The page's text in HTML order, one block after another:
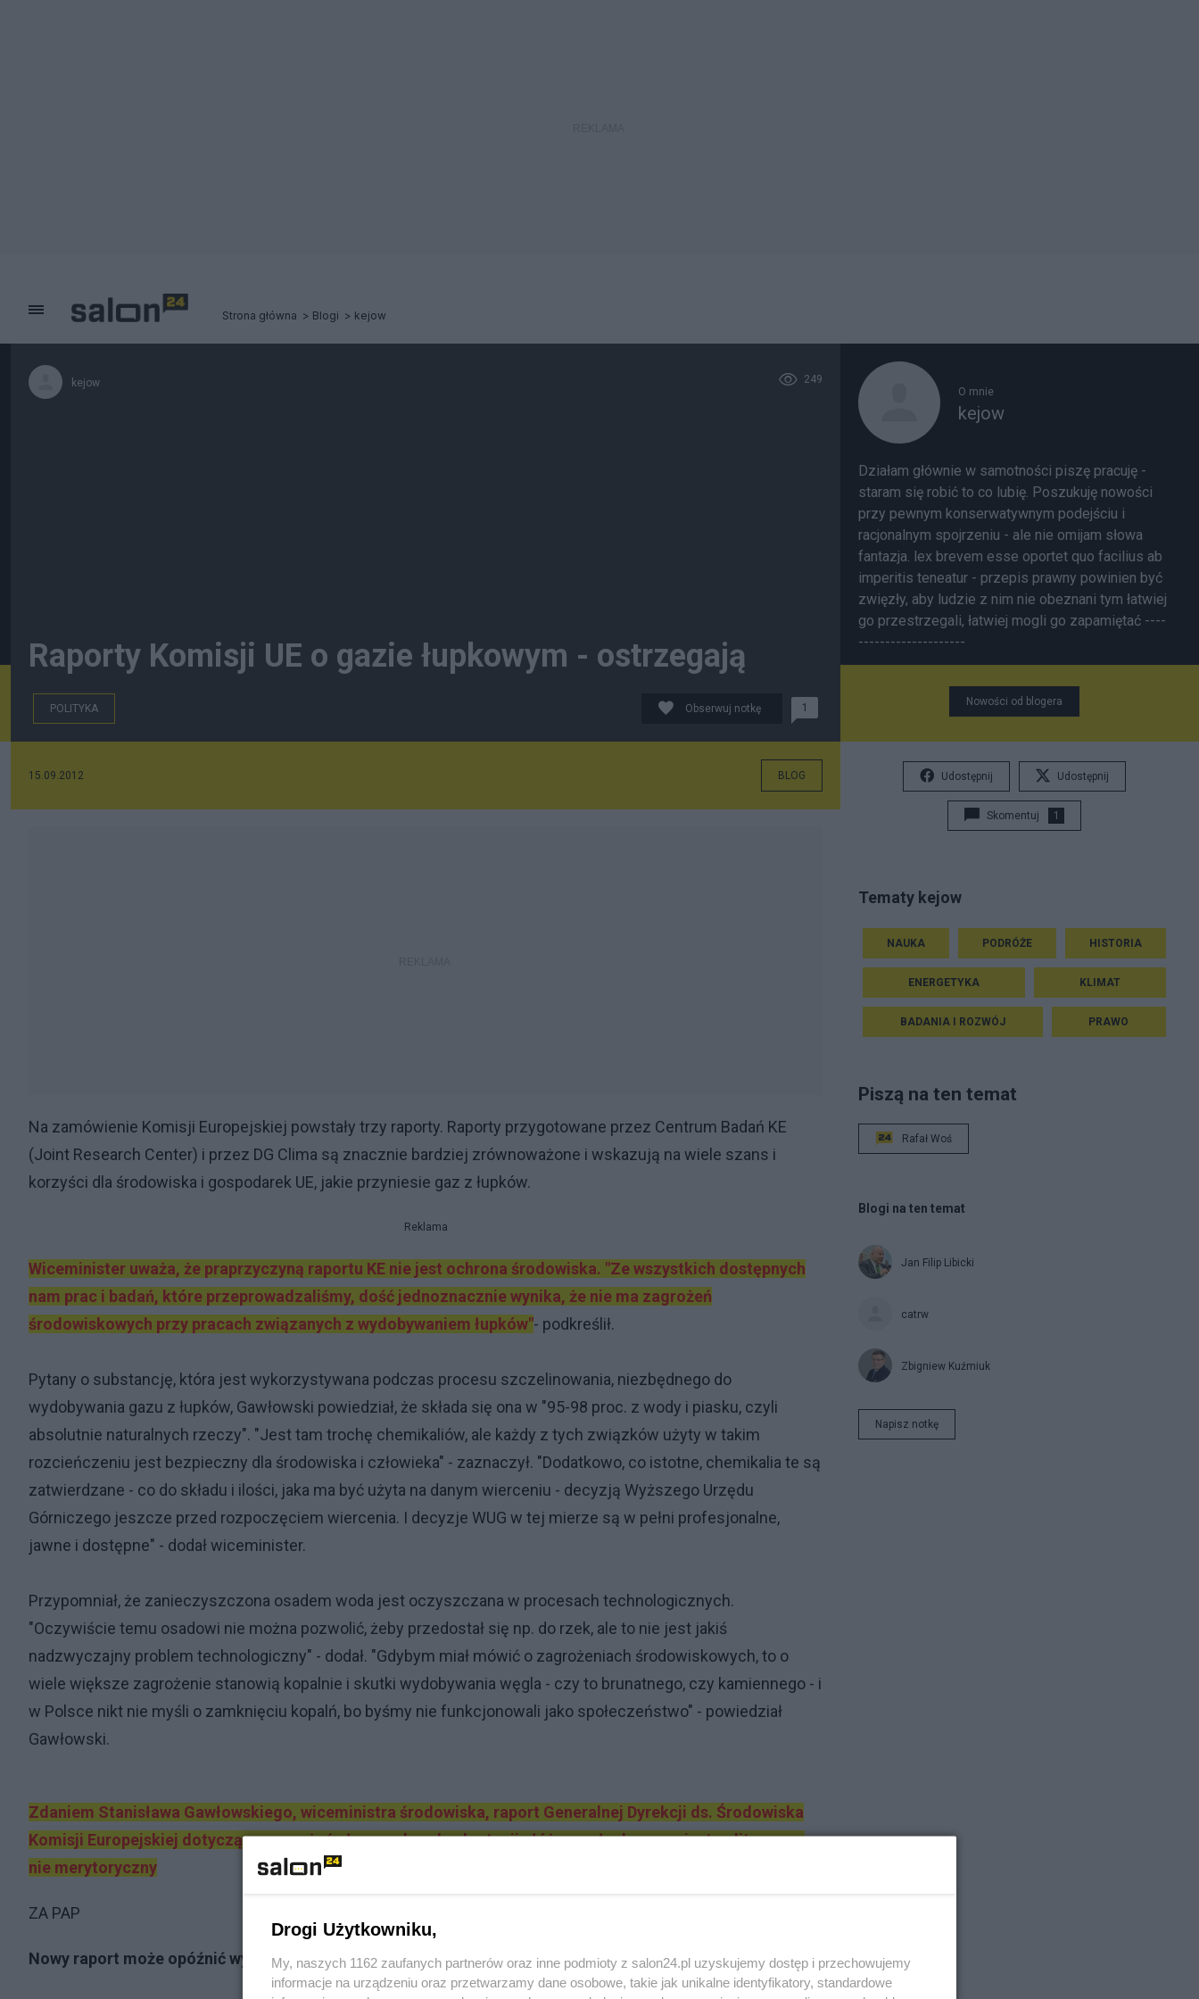
Strona główna Blogi kejow
kejow 249
Raporty Komisji UE o gazie łupkowym - ostrzegają
POLITYKA Obserwuj notkę 1
15.09.2012 BLOG
Na zamówienie Komisji Europejskiej powstały trzy raporty. Raporty przygotowane przez Centrum Badań KE
(Joint Research Center) i przez DG Clima są znacznie bardziej zrównoważone i wskazują na wiele szans i
korzyści dla środowiska i gospodarek UE, jakie przyniesie gaz z łupków.
Reklama
Wiceminister uważa, że praprzyczyną raportu KE nie jest ochrona środowiska. "Ze wszystkich dostępnych
nam prac i badań, które przeprowadzaliśmy, dość jednoznacznie wynika, że nie ma zagrożeń
środowiskowych przy pracach związanych z wydobywaniem łupków"- podkreślił.
Pytany o substancję, która jest wykorzystywana podczas procesu szczelinowania, niezbędnego do
wydobywania gazu z łupków, Gawłowski powiedział, że składa się ona w "95-98 proc. z wody i piasku, czyli
absolutnie naturalnych rzeczy". "Jest tam trochę chemikaliów, ale każdy z tych związków użyty w takim
rozcieńczeniu jest bezpieczny dla środowiska i człowieka" - zaznaczył. "Dodatkowo, co istotne, chemikalia te są
zatwierdzane - co do składu i ilości, jaka ma być użyta na danym wierceniu - decyzją Wyższego Urzędu
Górniczego jeszcze przed rozpoczęciem wiercenia. I decyzje WUG w tej mierze są w pełni profesjonalne,
jawne i dostępne" - dodał wiceminister.
Przypomniał, że zanieczyszczona osadem woda jest oczyszczana w procesach technologicznych.
"Oczywiście temu osadowi nie można pozwolić, żeby przedostał się np. do rzek, ale to nie jest jakiś
nadzwyczajny problem technologiczny" - dodał. "Gdybym miał mówić o zagrożeniach środowiskowych, to o
wiele większe zagrożenie stanowią kopalnie i skutki wydobywania węgla - czy to brunatnego, czy kamiennego - i
w Polsce nikt nie myśli o zamknięciu kopalń, bo byśmy nie funkcjonowali jako społeczeństwo" - powiedział
Gawłowski.
Zdaniem Stanisława Gawłowskiego, wiceministra środowiska, raport Generalnej Dyrekcji ds. Środowiska
Komisji Europejskiej dotyczące zagrożeń płynących z eksploatacji złóż gazu łupkowego jest polityczny a
nie merytoryczny
ZA PAP
Nowy raport może opóźnić wydobycie gazu go w Polsce
O mnie
kejow
Działam głównie w samotności piszę pracuję -
staram się robić to co lubię. Poszukuję nowości
przy pewnym konserwatywnym podejściu i
racjonalnym spojrzeniu - ale nie omijam słowa
fantazja. lex brevem esse oportet quo facilius ab
imperitis teneatur - przepis prawny powinien być
zwięzły, aby ludzie z nim nie obeznani tym łatwiej
go przestrzegali, łatwiej mogli go zapamiętać ----
--------------------
Nowości od blogera
Udostępnij Udostępnij
Skomentuj 1
Tematy kejow
NAUKA PODRÓŻE HISTORIA
ENERGETYKA KLIMAT
BADANIA I ROZWÓJ PRAWO
Piszą na ten temat
Rafał Woś
Blogi na ten temat
Jan Filip Libicki
catrw
Zbigniew Kuźmiuk
Napisz notkę
Drogi Użytkowniku,
My, naszych 1162 zaufanych partnerów oraz inne podmioty z salon24.pl uzyskujemy dostęp i przechowujemy
informacje na urządzeniu oraz przetwarzamy dane osobowe, takie jak unikalne identyfikatory, standardowe